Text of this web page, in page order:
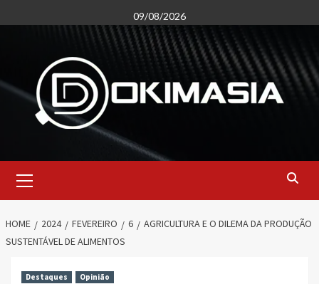
to
09/08/2026
Menu
HOME 2024 FEVEREIRO 6
AGRICULTURA E O DILEMA DA PRODUÇÃO
SUSTENTÁVEL DE ALIMENTOS
Destaques Opinião